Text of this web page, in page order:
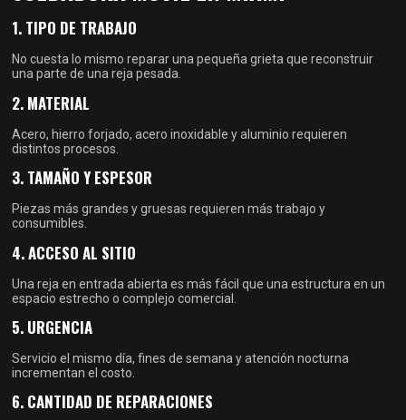
1. TIPO DE TRABAJO
No cuesta lo mismo reparar una pequeña grieta que reconstruir
una parte de una reja pesada.
2. MATERIAL
Acero, hierro forjado, acero inoxidable y aluminio requieren
distintos procesos.
3. TAMAÑO Y ESPESOR
Piezas más grandes y gruesas requieren más trabajo y
consumibles.
4. ACCESO AL SITIO
Una reja en entrada abierta es más fácil que una estructura en un
espacio estrecho o complejo comercial.
5. URGENCIA
Servicio el mismo día, fines de semana y atención nocturna
incrementan el costo.
6. CANTIDAD DE REPARACIONES